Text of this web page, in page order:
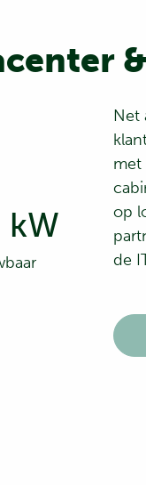
kW
Net
met
op
de